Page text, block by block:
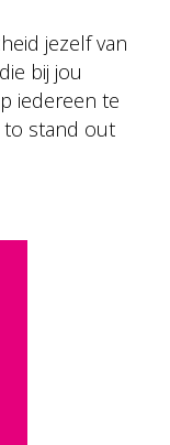
jezelf van
bij jou
iedereen te
to stand out